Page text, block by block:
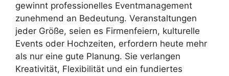
gewinnt professionelles Eventmanagement
zunehmend an Bedeutung. Veranstaltungen
jeder Größe, seien es Firmenfeiern, kulturelle
Events oder Hochzeiten, erfordern heute mehr
als nur eine gute Planung. Sie verlangen
Kreativität, Flexibilität und ein fundiertes